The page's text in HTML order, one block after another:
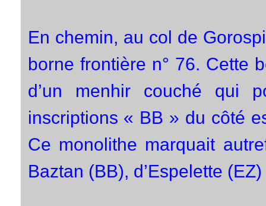
En chemin, au col de
borne frontière n° 76. Cette
d’un menhir couché qui
inscriptions « BB » du côté
Ce monolithe marquait
Baztan (BB), d’Espelette